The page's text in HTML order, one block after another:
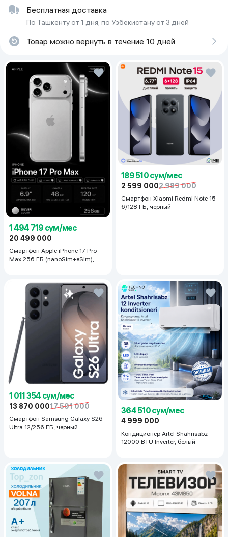
Бесплатная доставка
По Ташкенту от 1 дня, по Узбекистану от 3 дней
Товар можно вернуть в течение 10 дней
1 494 719 сум/мес
20 499 000
Смартфон Apple iPhone 17 Pro
Max 256 ГБ (nanoSim+eSim),
189 510 сум/мес
2 599 0002 989 000
Смартфон Xiaomi Redmi Note 15
6/128 ГБ, черный
1 011 354 сум/мес
13 870 00017 591 000
Смартфон Samsung Galaxy S26
Ultra 12/256 ГБ, черный
364 510 сум/мес
4 999 000
Кондиционер Artel Shahrisabz
12000 BTU Inverter, белый